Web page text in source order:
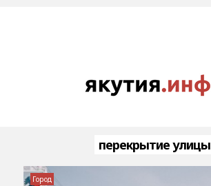
перекрытие улицы
Город